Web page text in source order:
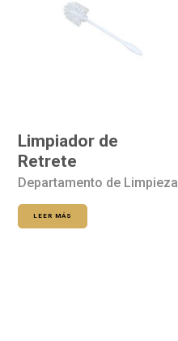
Limpiador de
Retrete
Departamento de Limpieza
LEER MÁS